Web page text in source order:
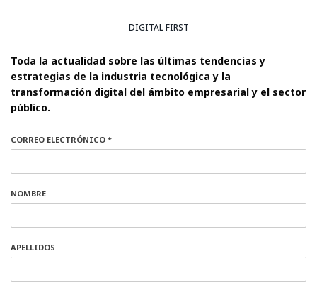
DIGITAL FIRST
Toda la actualidad sobre las últimas tendencias y
estrategias de la industria tecnológica y la
transformación digital del ámbito empresarial y el sector
público.
CORREO ELECTRÓNICO *
NOMBRE
APELLIDOS